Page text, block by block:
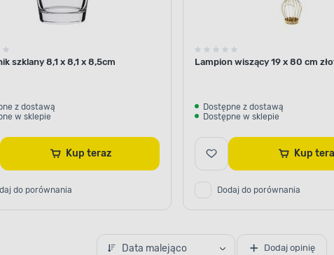
szklany 8,1 x 8,1 x 8,5cm
z dostawą
w sklepie
Kup teraz
do porównania
Lampion wiszący 19 x 80 cm
Dostępne z dostawą
Dostępne w sklepie
Kup
Dodaj do porównania
Data malejąco Dodaj opinię